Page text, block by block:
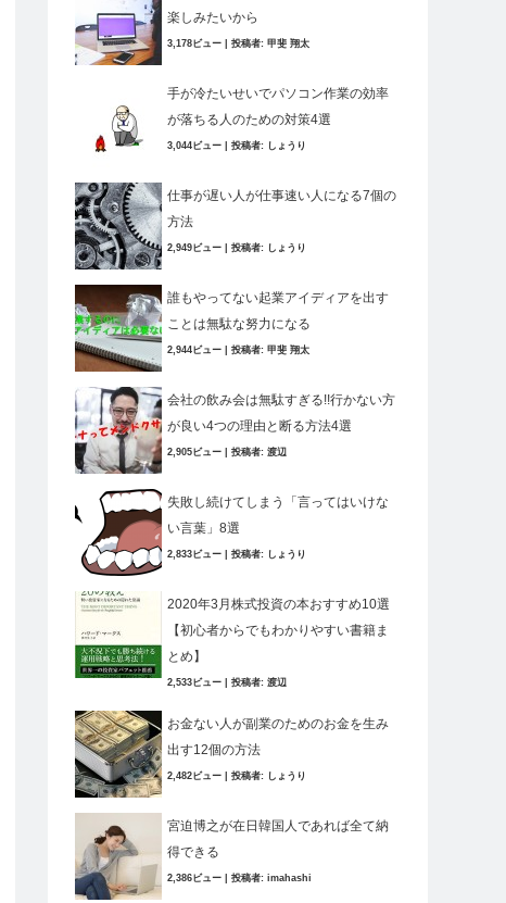
楽しみたいから
3,178ビュー 投稿者: 甲斐 翔太
手が冷たいせいでパソコン作業の効率
が落ちる人のための対策4選
3,044ビュー 投稿者: しょうり
仕事が遅い人が仕事速い人になる7個の
方法
2,949ビュー 投稿者: しょうり
誰もやってない起業アイディアを出す
ことは無駄な努力になる
2,944ビュー 投稿者: 甲斐 翔太
会社の飲み会は無駄すぎる!!行かない方
が良い4つの理由と断る方法4選
2,905ビュー 投稿者: 渡辺
失敗し続けてしまう「言ってはいけな
い言葉」8選
2,833ビュー 投稿者: しょうり
2020年3月株式投資の本おすすめ10選
【初心者からでもわかりやすい書籍ま
とめ】
2,533ビュー 投稿者: 渡辺
お金ない人が副業のためのお金を生み
出す12個の方法
2,482ビュー 投稿者: しょうり
宮迫博之が在日韓国人であれば全て納
得できる
2,386ビュー 投稿者: imahashi